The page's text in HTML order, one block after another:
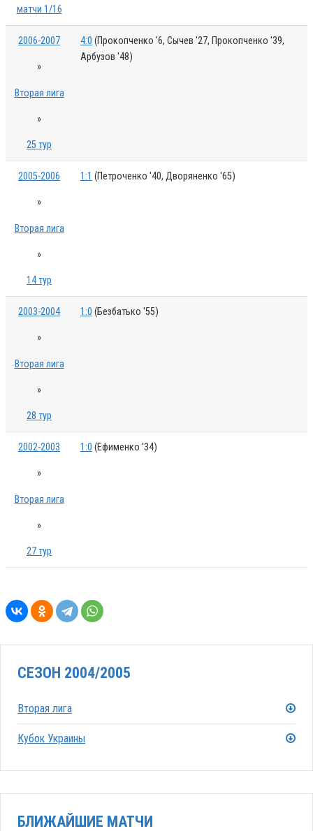
матчи 1/16
2006-2007
»
Вторая лига
»
25 тур
4:0 (Прокопченко '6, Сычев '27, Прокопченко '39,
Арбузов '48)
2005-2006
»
Вторая лига
»
14 тур
1:1 (Петроченко '40, Дворяненко '65)
2003-2004
»
Вторая лига
»
28 тур
1:0 (Безбатько '55)
2002-2003
»
Вторая лига
»
27 тур
1:0 (Ефименко '34)
СЕЗОН 2004/2005
Вторая лига
Кубок Украины
БЛИЖАЙШИЕ МАТЧИ